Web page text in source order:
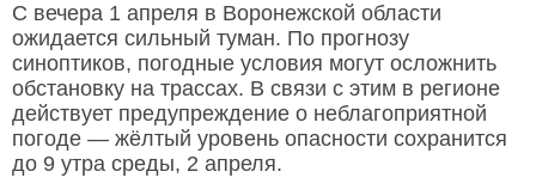
С вечера 1 апреля в Воронежской области
ожидается сильный туман. По прогнозу
синоптиков, погодные условия могут осложнить
обстановку на трассах. В связи с этим в регионе
действует предупреждение о неблагоприятной
погоде — жёлтый уровень опасности сохранится
до 9 утра среды, 2 апреля.